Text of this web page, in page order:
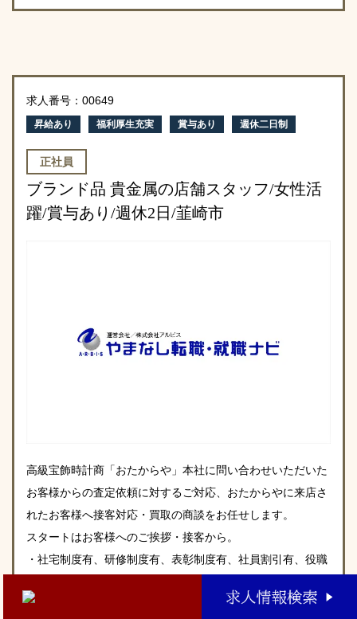
求人番号：00649
昇給あり 福利厚生充実 賞与あり 週休二日制
正社員
ブランド品 貴金属の店舗スタッフ/女性活
躍/賞与あり/週休2日/韮崎市
高級宝飾時計商「おたからや」本社に問い合わせいただいた
お客様からの査定依頼に対するご対応、おたからやに来店さ
れたお客様へ接客対応・買取の商談をお任せします。
スタートはお客様へのご挨拶・接客から。
・社宅制度有、研修制度有、表彰制度有、社員割引有、役職
・社内レクリエーション多数（自社クルーザー、日帰りイベ